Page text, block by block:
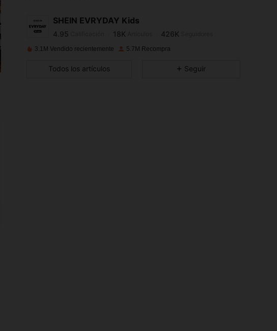
SHEIN EVRYDAY Kids
4.95
18K 426K
seguidoHace 1 horas
4.95 18K
3.1M Vendido recientemente 5.7M Recompra
Todos los artículos Seguir